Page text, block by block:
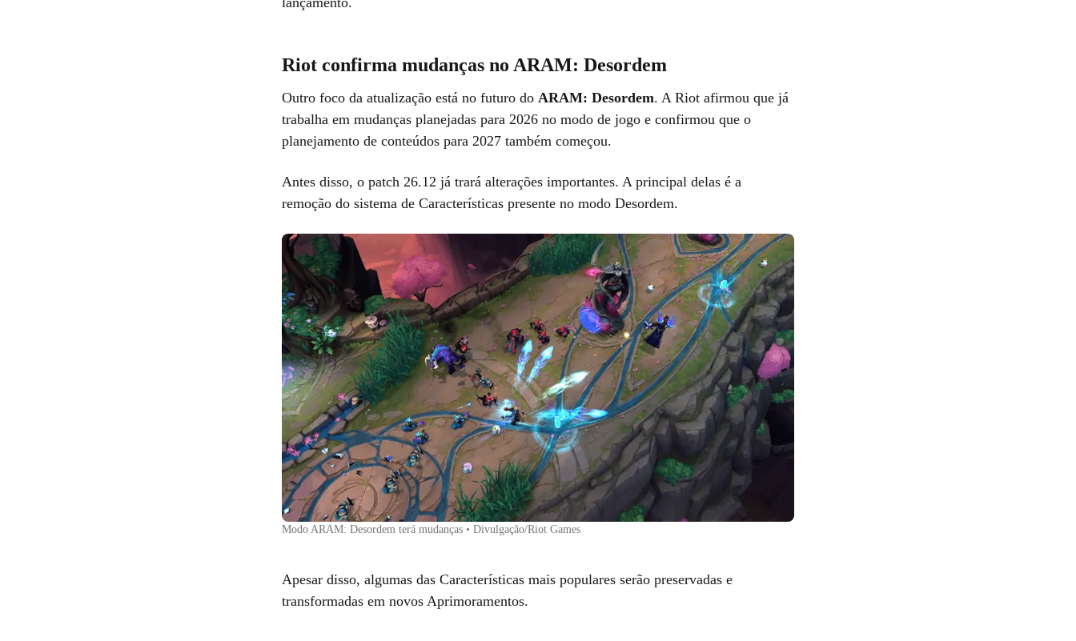
Riot confirma mudanças no ARAM: Desordem
Outro foco da atualização está no futuro do ARAM: Desordem. A Riot afirmou que já
trabalha em mudanças planejadas para 2026 no modo de jogo e confirmou que o
planejamento de conteúdos para 2027 também começou.
Antes disso, o patch 26.12 já trará alterações importantes. A principal delas é a
remoção do sistema de Características presente no modo Desordem.
Modo ARAM: Desordem terá mudanças • Divulgação/Riot Games
Apesar disso, algumas das Características mais populares serão preservadas e
transformadas em novos Aprimoramentos.